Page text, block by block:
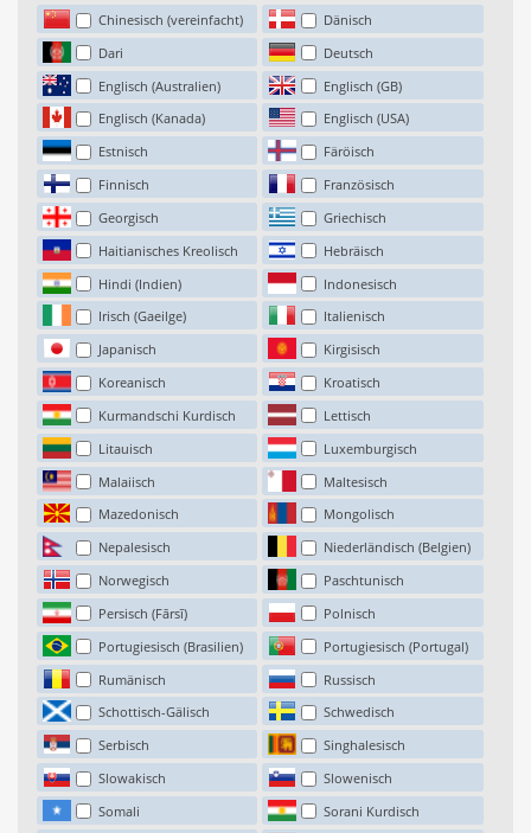
Chinesisch (vereinfacht)
Dänisch
Dari
Deutsch
Englisch (Australien)
Englisch (GB)
Englisch (Kanada)
Englisch (USA)
Estnisch
Färöisch
Finnisch
Französisch
Georgisch
Griechisch
Haitianisches Kreolisch
Hebräisch
Hindi (Indien)
Indonesisch
Irisch (Gaeilge)
Italienisch
Japanisch
Kirgisisch
Koreanisch
Kroatisch
Kurmandschi Kurdisch
Lettisch
Litauisch
Luxemburgisch
Malaiisch
Maltesisch
Mazedonisch
Mongolisch
Nepalesisch
Niederländisch (Belgien)
Norwegisch
Paschtunisch
Persisch (Fārsī)
Polnisch
Portugiesisch (Brasilien)
Portugiesisch (Portugal)
Rumänisch
Russisch
Schottisch-Gälisch
Schwedisch
Serbisch
Singhalesisch
Slowakisch
Slowenisch
Somali
Sorani Kurdisch